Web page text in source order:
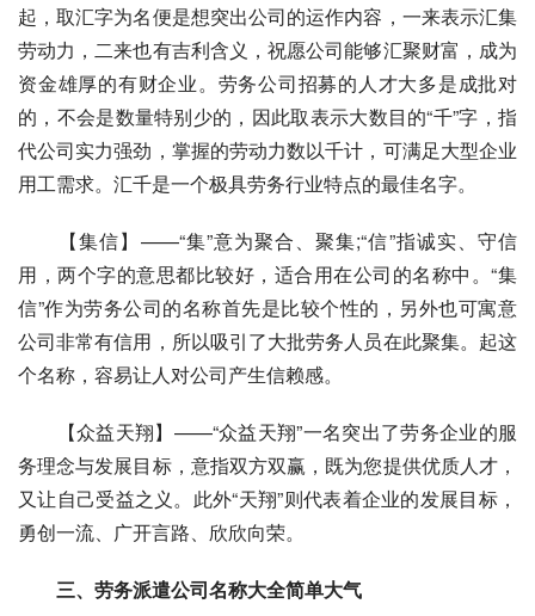
起，取汇字为名便是想突出公司的运作内容，一来表示汇集
劳动力，二来也有吉利含义，祝愿公司能够汇聚财富，成为
资金雄厚的有财企业。劳务公司招募的人才大多是成批对
的，不会是数量特别少的，因此取表示大数目的“千”字，指
代公司实力强劲，掌握的劳动力数以千计，可满足大型企业
用工需求。汇千是一个极具劳务行业特点的最佳名字。
【集信】——“集”意为聚合、聚集;“信”指诚实、守信
用，两个字的意思都比较好，适合用在公司的名称中。“集
信”作为劳务公司的名称首先是比较个性的，另外也可寓意
公司非常有信用，所以吸引了大批劳务人员在此聚集。起这
个名称，容易让人对公司产生信赖感。
【众益天翔】——“众益天翔”一名突出了劳务企业的服
务理念与发展目标，意指双方双赢，既为您提供优质人才，
又让自己受益之义。此外“天翔”则代表着企业的发展目标，
勇创一流、广开言路、欣欣向荣。
三、劳务派遣公司名称大全简单大气